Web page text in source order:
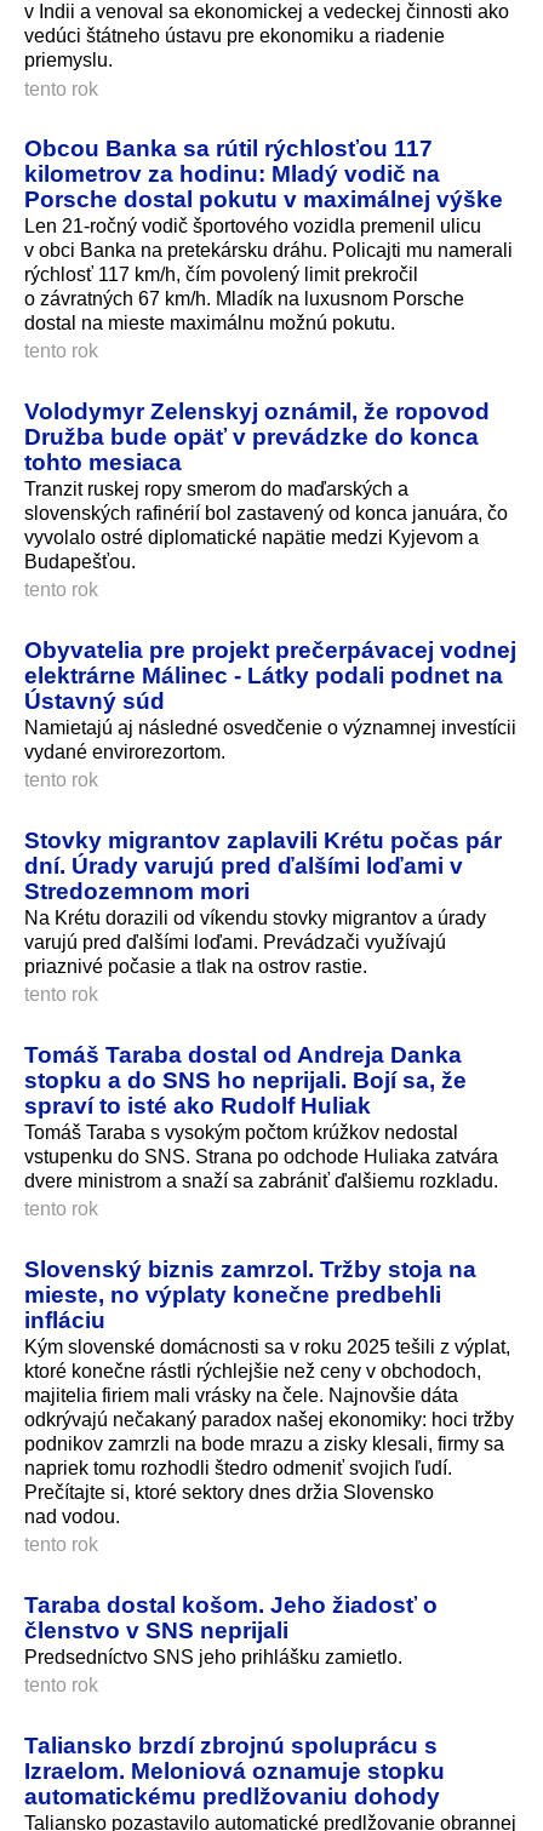
v Indii a venoval sa ekonomickej a vedeckej činnosti ako
vedúci štátneho ústavu pre ekonomiku a riadenie
priemyslu.
tento rok
Obcou Banka sa rútil rýchlosťou 117
kilometrov za hodinu: Mladý vodič na
Porsche dostal pokutu v maximálnej výške
Len 21-ročný vodič športového vozidla premenil ulicu
v obci Banka na pretekársku dráhu. Policajti mu namerali
rýchlosť 117 km/h, čím povolený limit prekročil
o závratných 67 km/h. Mladík na luxusnom Porsche
dostal na mieste maximálnu možnú pokutu.
tento rok
Volodymyr Zelenskyj oznámil, že ropovod
Družba bude opäť v prevádzke do konca
tohto mesiaca
Tranzit ruskej ropy smerom do maďarských a
slovenských rafinérií bol zastavený od konca januára, čo
vyvolalo ostré diplomatické napätie medzi Kyjevom a
Budapešťou.
tento rok
Obyvatelia pre projekt prečerpávacej vodnej
elektrárne Málinec - Látky podali podnet na
Ústavný súd
Namietajú aj následné osvedčenie o významnej investícii
vydané envirorezortom.
tento rok
Stovky migrantov zaplavili Krétu počas pár
dní. Úrady varujú pred ďalšími loďami v
Stredozemnom mori
Na Krétu dorazili od víkendu stovky migrantov a úrady
varujú pred ďalšími loďami. Prevádzači využívajú
priaznivé počasie a tlak na ostrov rastie.
tento rok
Tomáš Taraba dostal od Andreja Danka
stopku a do SNS ho neprijali. Bojí sa, že
spraví to isté ako Rudolf Huliak
Tomáš Taraba s vysokým počtom krúžkov nedostal
vstupenku do SNS. Strana po odchode Huliaka zatvára
dvere ministrom a snaží sa zabrániť ďalšiemu rozkladu.
tento rok
Slovenský biznis zamrzol. Tržby stoja na
mieste, no výplaty konečne predbehli
infláciu
Kým slovenské domácnosti sa v roku 2025 tešili z výplat,
ktoré konečne rástli rýchlejšie než ceny v obchodoch,
majitelia firiem mali vrásky na čele. Najnovšie dáta
odkrývajú nečakaný paradox našej ekonomiky: hoci tržby
podnikov zamrzli na bode mrazu a zisky klesali, firmy sa
napriek tomu rozhodli štedro odmeniť svojich ľudí.
Prečítajte si, ktoré sektory dnes držia Slovensko
nad vodou.
tento rok
Taraba dostal košom. Jeho žiadosť o
členstvo v SNS neprijali
Predsedníctvo SNS jeho prihlášku zamietlo.
tento rok
Taliansko brzdí zbrojnú spoluprácu s
Izraelom. Meloniová oznamuje stopku
automatickému predlžovaniu dohody
Taliansko pozastavilo automatické predlžovanie obrannej